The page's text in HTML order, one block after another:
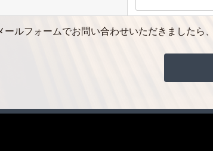
ルフォームでお問い合わせいただきましたら